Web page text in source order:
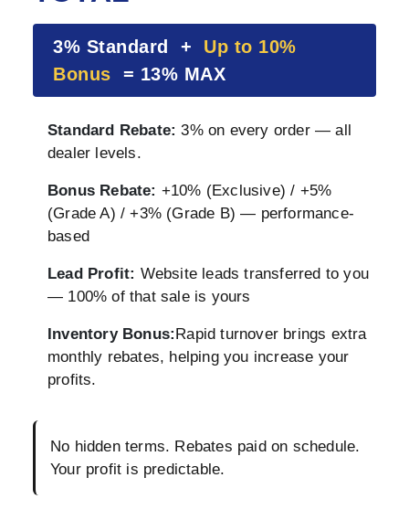
3% Standard + Up to 10%
Bonus = 13% MAX
Standard Rebate: 3% on every order — all
dealer levels.
Bonus Rebate: +10% (Exclusive) / +5%
(Grade A) / +3% (Grade B) — performance-
based
Lead Profit: Website leads transferred to you
— 100% of that sale is yours
Inventory Bonus:Rapid turnover brings extra
monthly rebates, helping you increase your
profits.
No hidden terms. Rebates paid on schedule.
Your profit is predictable.